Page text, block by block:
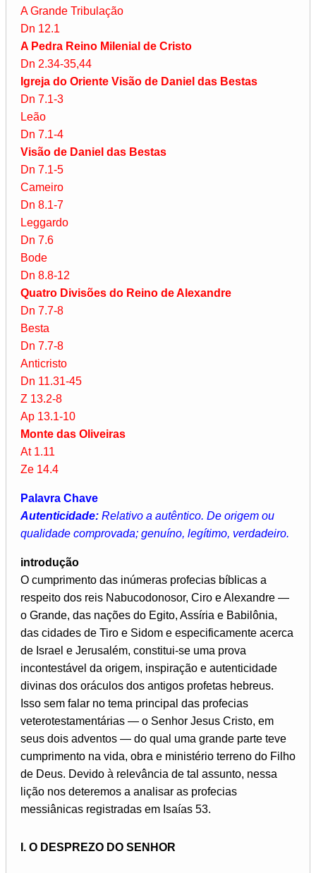
A Grande Tribulação
Dn 12.1
A Pedra Reino Milenial de Cristo
Dn 2.34-35,44
Igreja do Oriente Visão de Daniel das Bestas
Dn 7.1-3
Leão
Dn 7.1-4
Visão de Daniel das Bestas
Dn 7.1-5
Cameiro
Dn 8.1-7
Leggardo
Dn 7.6
Bode
Dn 8.8-12
Quatro Divisões do Reino de Alexandre
Dn 7.7-8
Besta
Dn 7.7-8
Anticristo
Dn 11.31-45
Z 13.2-8
Ap 13.1-10
Monte das Oliveiras
At 1.11
Ze 14.4
Palavra Chave
Autenticidade: Relativo a autêntico. De origem ou
qualidade comprovada; genuíno, legítimo, verdadeiro.
introdução
O cumprimento das inúmeras profecias bíblicas a
respeito dos reis Nabucodonosor, Ciro e Alexandre —
o Grande, das nações do Egito, Assíria e Babilônia,
das cidades de Tiro e Sidom e especificamente acerca
de Israel e Jerusalém, constitui-se uma prova
incontestável da origem, inspiração e autenticidade
divinas dos oráculos dos antigos profetas hebreus.
Isso sem falar no tema principal das profecias
veterotestamentárias — o Senhor Jesus Cristo, em
seus dois adventos — do qual uma grande parte teve
cumprimento na vida, obra e ministério terreno do Filho
de Deus. Devido à relevância de tal assunto, nessa
lição nos deteremos a analisar as profecias
messiânicas registradas em Isaías 53.
I. O DESPREZO DO SENHOR